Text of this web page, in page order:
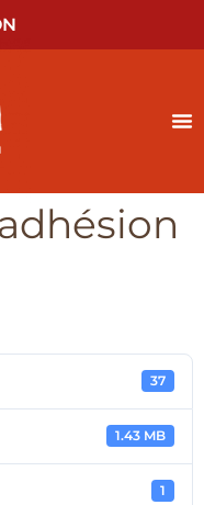
37
1.43 MB
1